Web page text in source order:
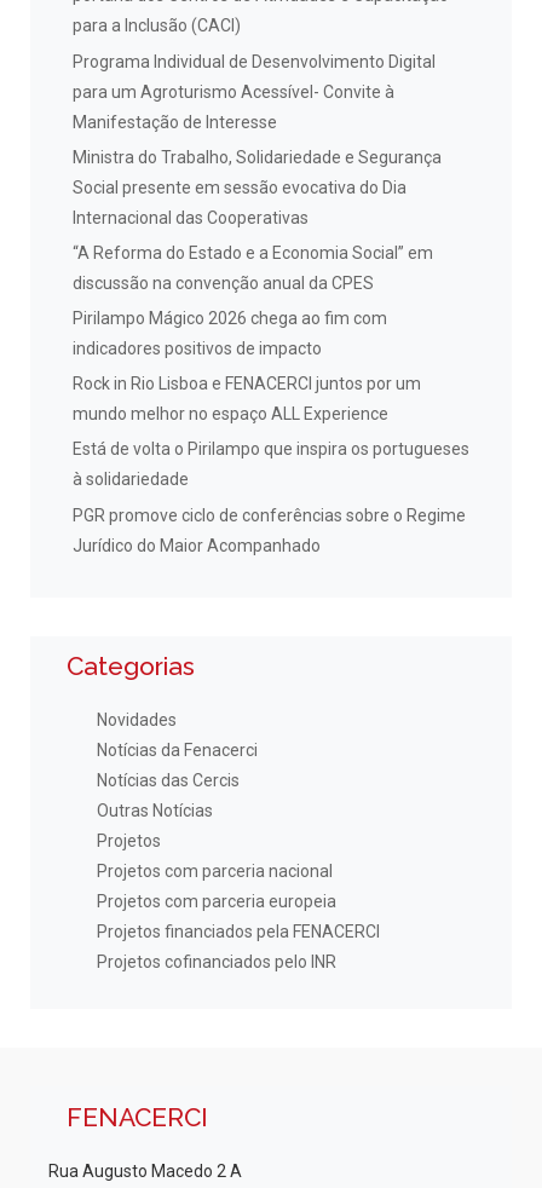
para a Inclusão (CACI)
Programa Individual de Desenvolvimento Digital
para um Agroturismo Acessível- Convite à
Manifestação de Interesse
Ministra do Trabalho, Solidariedade e Segurança
Social presente em sessão evocativa do Dia
Internacional das Cooperativas
“A Reforma do Estado e a Economia Social” em
discussão na convenção anual da CPES
Pirilampo Mágico 2026 chega ao fim com
indicadores positivos de impacto
Rock in Rio Lisboa e FENACERCI juntos por um
mundo melhor no espaço ALL Experience
Está de volta o Pirilampo que inspira os portugueses
à solidariedade
PGR promove ciclo de conferências sobre o Regime
Jurídico do Maior Acompanhado
Categorias
Novidades
Notícias da Fenacerci
Notícias das Cercis
Outras Notícias
Projetos
Projetos com parceria nacional
Projetos com parceria europeia
Projetos financiados pela FENACERCI
Projetos cofinanciados pelo INR
FENACERCI
Rua Augusto Macedo 2 A